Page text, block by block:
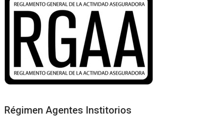
Régimen Agentes Institorios